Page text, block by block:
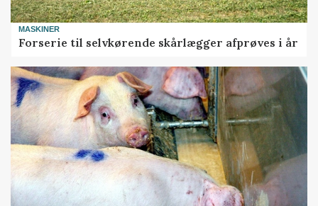
MASKINER
Forserie til selvkørende skårlægger afprøves i år